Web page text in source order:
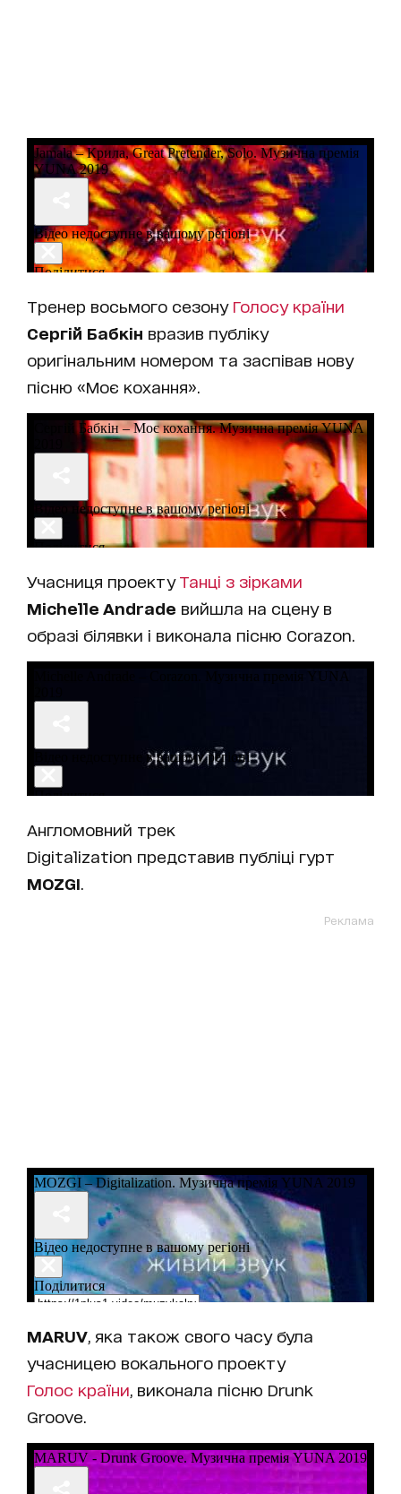
Тренер восьмого сезону Голосу країни
Сергій Бабкін вразив публіку
оригінальним номером та заспівав нову
пісню «Моє кохання».
Учасниця проекту Танці з зірками
Michelle Andrade вийшла на сцену в
образі білявки і виконала пісню Corazоn.
Англомовний трек
Digitalization представив публіці гурт
MOZGI
Реклама
MARUV , яка також свого часу була
учасницею вокального проекту
Голос країни , виконала пісню Drunk
Groove.